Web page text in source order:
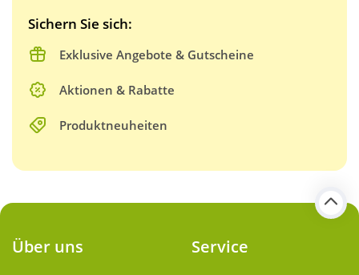
Sichern Sie sich:
Exklusive Angebote & Gutscheine
Aktionen & Rabatte
Produktneuheiten
Über uns Service